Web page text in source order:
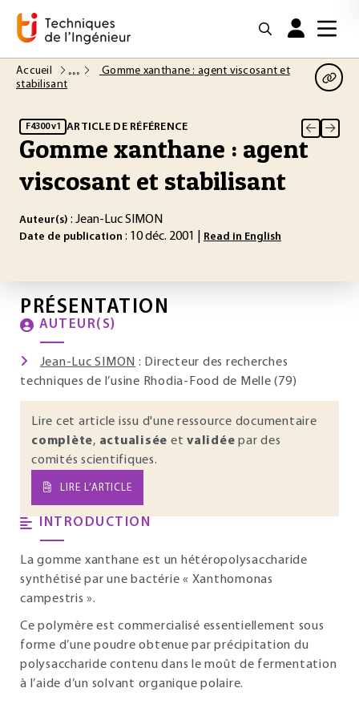
Accueil
Gomme xanthane : agent viscosant et
stabilisant
F4300 v1 ARTICLE DE RÉFÉRENCE
Gomme xanthane : agent
viscosant et stabilisant
Auteur(s) : Jean-Luc SIMON
Date de publication : 10 déc. 2001 | Read in English
PRÉSENTATION
AUTEUR(S)
Jean-Luc SIMON : Directeur des recherches
techniques de l’usine Rhodia-Food de Melle (79)
Lire cet article issu d'une ressource documentaire
complète, actualisée et validée par des
comités scientifiques.
LIRE L’ARTICLE
INTRODUCTION
La gomme xanthane est un hétéropolysaccharide
synthétisé par une bactérie « Xanthomonas
campestris ».
Ce polymère est commercialisé essentiellement sous
forme d’une poudre obtenue par précipitation du
polysaccharide contenu dans le moût de fermentation
à l’aide d’un solvant organique polaire.